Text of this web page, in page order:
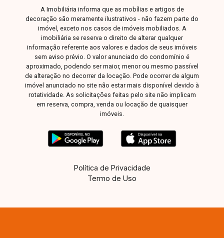
A Imobiliária informa que as mobílias e artigos de
decoração são meramente ilustrativos - não fazem parte do
imóvel, exceto nos casos de imóveis mobiliados. A
imobiliária se reserva o direito de alterar qualquer
informação referente aos valores e dados de seus imóveis
sem aviso prévio. O valor anunciado do condomínio é
aproximado, podendo ser maior, menor ou mesmo passível
de alteração no decorrer da locação. Pode ocorrer de algum
imóvel anunciado no site não estar mais disponível devido à
rotatividade. As solicitações feitas pelo site não implicam
em reserva, compra, venda ou locação de quaisquer
imóveis.
Política de Privacidade
Termo de Uso